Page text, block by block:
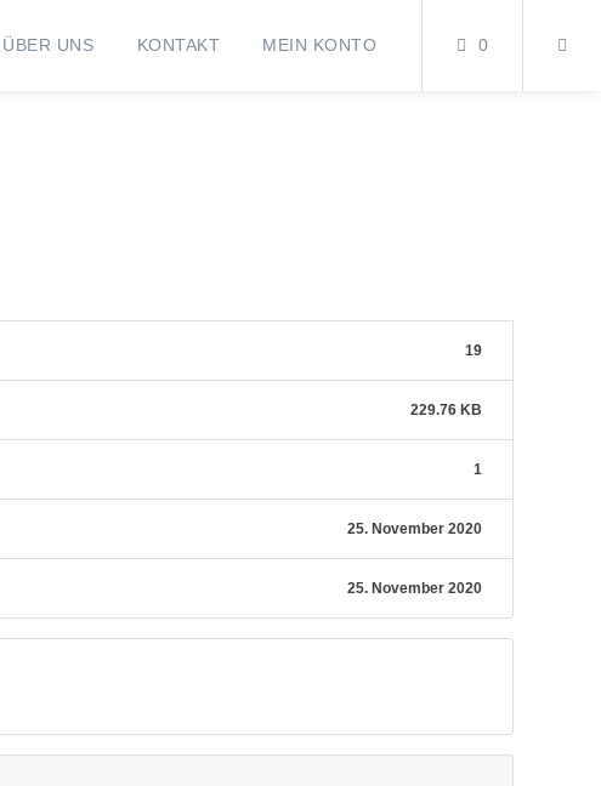
ÜBER UNS KONTAKT MEIN KONTO 0
19
229.76 KB
1
25. November 2020
25. November 2020